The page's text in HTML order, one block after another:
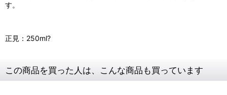
す。
正見：250ml?
この商品を買った人は、こんな商品も買っています